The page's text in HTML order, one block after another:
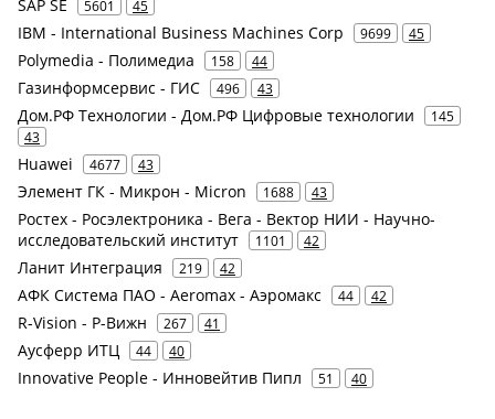
SAP SE 5601 45
IBM - International Business Machines Corp 9699 45
Polymedia - Полимедиа 158 44
Газинформсервис - ГИС 496 43
Дом.РФ Технологии - Дом.РФ Цифровые технологии
145
43
Huawei 4677 43
Элемент ГК - Микрон - Micron 1688 43
Ростех - Росэлектроника - Вега - Вектор НИИ - Научно-
исследовательский институт
1101 42
Ланит Интеграция 219 42
АФК Система ПАО - Aeromax - Аэромакс 44 42
R-Vision - Р-Вижн 267 41
Аусферр ИТЦ 44 40
Innovative People - Инновейтив Пипл 51 40